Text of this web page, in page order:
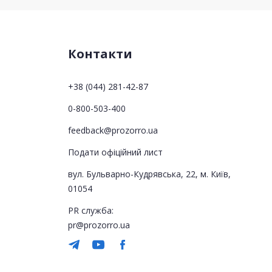
Контакти
+38 (044) 281-42-87
0-800-503-400
feedback@prozorro.ua
Подати офіційний лист
вул. Бульварно-Кудрявська, 22, м. Київ,
01054
PR служба:
pr@prozorro.ua